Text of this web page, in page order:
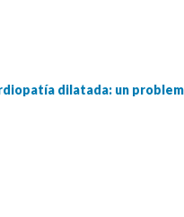
dilatada: un